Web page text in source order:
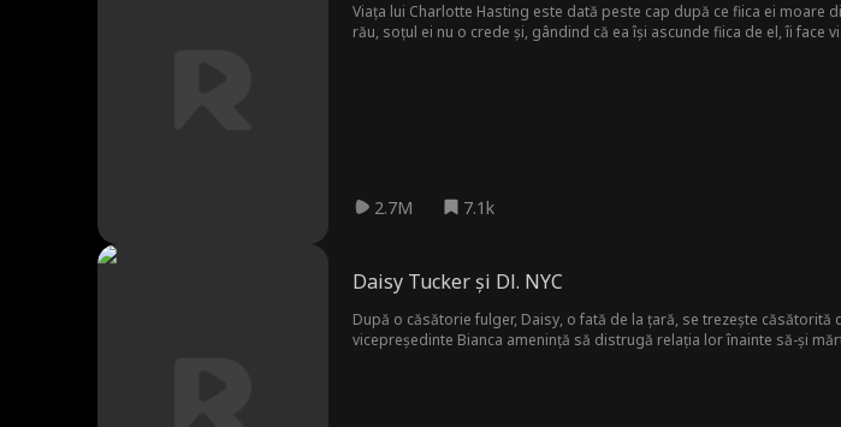
Viața lui Charlotte Hasting este dată peste cap după ce fiica ei moare
rău, soțul ei nu o crede și, gândind că ea își ascunde fiica de el, îi face
2.7M 7.1k
Daisy Tucker și Dl. NYC
După o căsătorie fulger, Daisy, o fată de la țară, se trezește
vicepreședinte Bianca amenință să distrugă relația lor înainte să-și